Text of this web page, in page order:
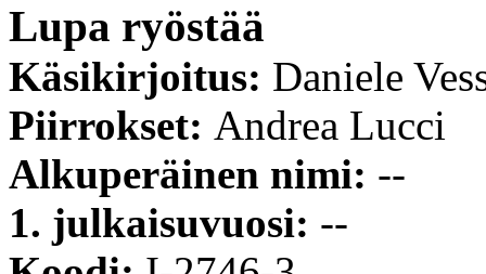
Lupa ryöstää
Käsikirjoitus: Daniele
Piirrokset: Andrea Lucci
Alkuperäinen nimi: --
1. julkaisuvuosi: --